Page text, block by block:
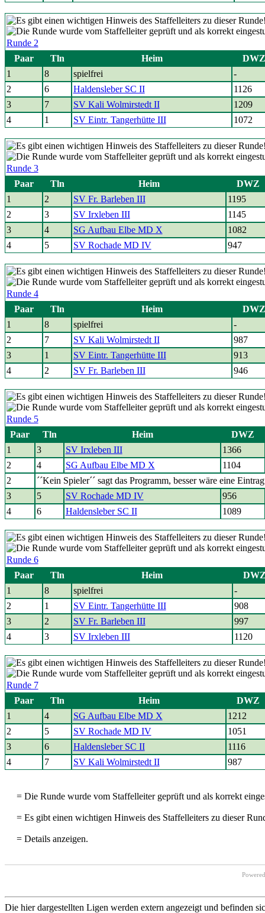
Runde 2
Paar
Tln Heim
DWZ
1
8 spielfrei
-
2
6 Haldensleber SC II
1126
3
7 SV Kali Wolmirstedt II
1209
4
1 SV Eintr. Tangerhütte III 1072
Runde 3
Paar
Tln Heim
DWZ
1
2 SV Fr. Barleben III
1195
2
3 SV Irxleben III
1145
3
4 SG Aufbau Elbe MD X
1082
4
5 SV Rochade MD IV 947
Runde 4
Paar
Tln Heim
DWZ
1
8 spielfrei
-
2
7 SV Kali Wolmirstedt II
987
3
1 SV Eintr. Tangerhütte III
913
4
2 SV Fr. Barleben III 946
Runde 5
Paar
Tln Heim
DWZ
1
3 SV Irxleben III
1366
2
4 SG Aufbau Elbe MD X
1104
2
´´Kein Spieler´´ sagt das Programm, besser wäre eine
3
5 SV Rochade MD IV
956
4
6 Haldensleber SC II 1089
Runde 6
Paar
Tln Heim
1
8 spielfrei
-
2
1 SV Eintr. Tangerhütte III
908
3
2 SV Fr. Barleben III
997
4
3 SV Irxleben III 1120
Runde 7
Paar
Tln Heim
DWZ
1
4 SG Aufbau Elbe MD X
1212
2
5 SV Rochade MD IV
1051
3
6 Haldensleber SC II
1116
4
7 SV Kali Wolmirstedt II 987
= Die Runde wurde vom Staffelleiter geprüft und als korrekt
= Es gibt einen wichtigen Hinweis des Staffelleiters zu dieser
= Details anzeigen.
Die hier dargestellten Ligen werden extern angezeigt und befinden